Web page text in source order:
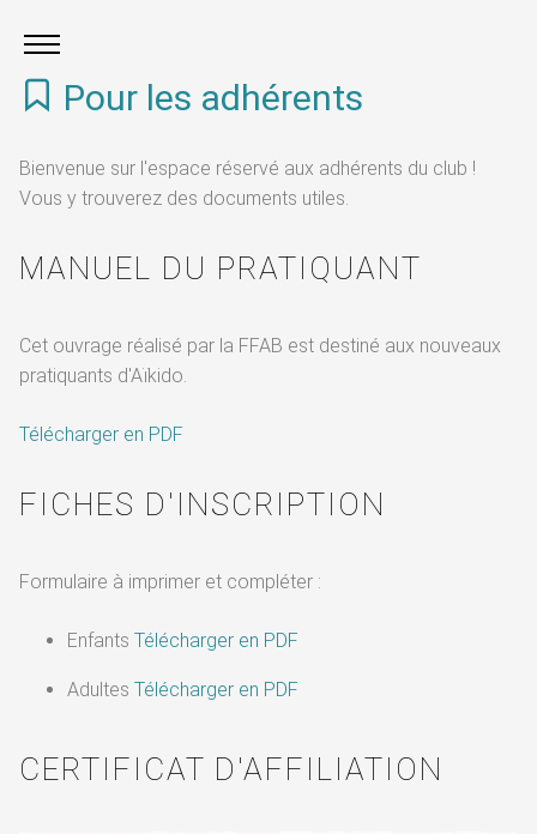
Pour les adhérents
Bienvenue sur l'espace réservé aux adhérents du club !
Vous y trouverez des documents utiles.
MANUEL DU PRATIQUANT
Cet ouvrage réalisé par la FFAB est destiné aux nouveaux
pratiquants d'Aïkido.
Télécharger en PDF
FICHES D'INSCRIPTION
Formulaire à imprimer et compléter :
Enfants Télécharger en PDF
Adultes Télécharger en PDF
CERTIFICAT D'AFFILIATION